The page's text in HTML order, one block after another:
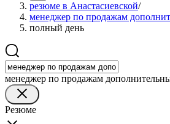
резюме в Анастасиевской/
менеджер по продажам
полный день
менеджер по продажам
Резюме